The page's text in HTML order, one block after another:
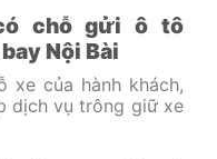
chỗ gửi ô tô
Nội Bài
của hành khách,
dịch vụ trông giữ xe